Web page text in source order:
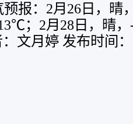
预报：2月26日，
；2月28日，晴
文月婷 发布时间